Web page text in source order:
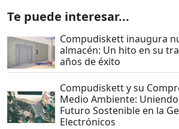
Te puede interesar...
Compudiskett inaugura
almacén: Un hito en su
años de éxito
Compudiskett y su
Medio Ambiente:
Futuro Sostenible en la
Electrónicos